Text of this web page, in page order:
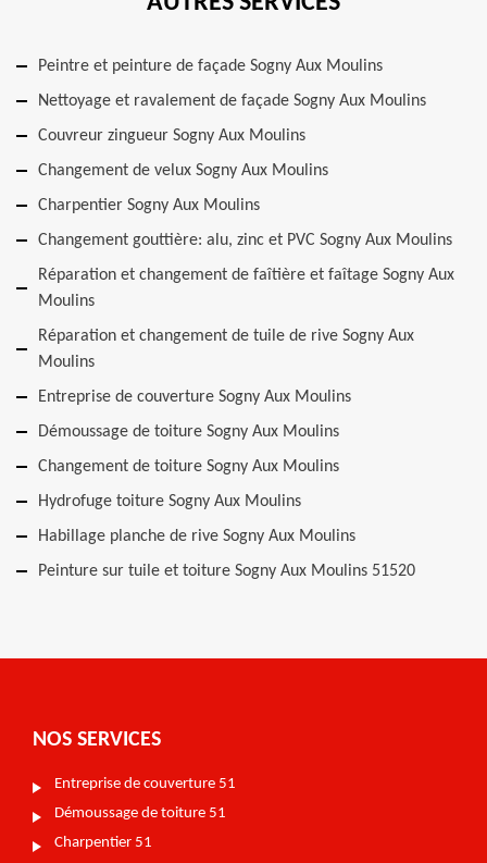
Peintre et peinture de façade Sogny Aux Moulins
Nettoyage et ravalement de façade Sogny Aux Moulins
Couvreur zingueur Sogny Aux Moulins
Changement de velux Sogny Aux Moulins
Charpentier Sogny Aux Moulins
Changement gouttière: alu, zinc et PVC Sogny Aux Moulins
Réparation et changement de faîtière et faîtage Sogny Aux
Moulins
Réparation et changement de tuile de rive Sogny Aux
Moulins
Entreprise de couverture Sogny Aux Moulins
Démoussage de toiture Sogny Aux Moulins
Changement de toiture Sogny Aux Moulins
Hydrofuge toiture Sogny Aux Moulins
Habillage planche de rive Sogny Aux Moulins
Peinture sur tuile et toiture Sogny Aux Moulins 51520
NOS SERVICES
Entreprise de couverture 51
Démoussage de toiture 51
Charpentier 51